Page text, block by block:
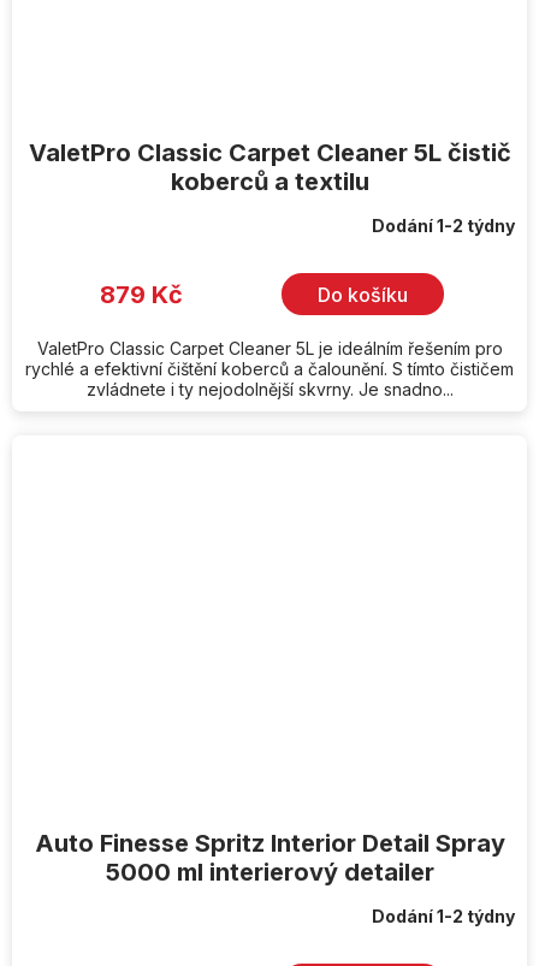
ValetPro Classic Carpet Cleaner 5L čistič
koberců a textilu
Dodání 1-2 týdny
879 Kč Do košíku
ValetPro Classic Carpet Cleaner 5L je ideálním řešením pro
rychlé a efektivní čištění koberců a čalounění. S tímto čističem
zvládnete i ty nejodolnější skvrny. Je snadno...
Auto Finesse Spritz Interior Detail Spray
5000 ml interierový detailer
Dodání 1-2 týdny